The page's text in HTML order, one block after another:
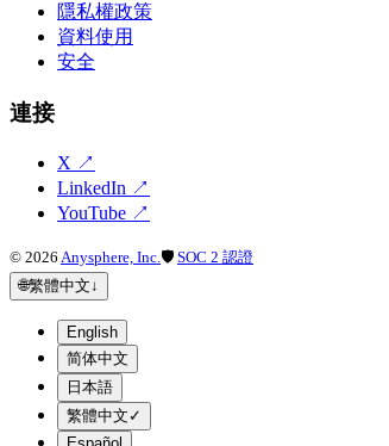
隱私權政策
資料使用
安全
連接
X ↗
LinkedIn ↗
YouTube ↗
© 2026 Anysphere, Inc. 🛡 SOC 2 認證
🌐繁體中文↓
English
简体中文
日本語
繁體中文 ✓